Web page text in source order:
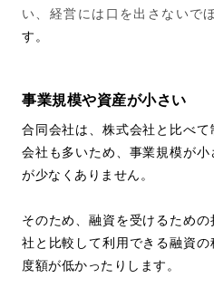
い、経営には口を出さないで
す。
事業規模や資産が小さい
合同会社は、株式会社と比べ
会社も多いため、事業規模が
が少なくありません。
そのため、融資を受けるため
社と比較して利用できる融資
度額が低かったりします。